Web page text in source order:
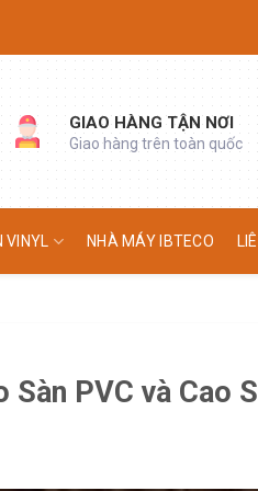
GIAO HÀNG TẬN NƠI
Giao hàng trên toàn quốc
VINYL NHÀ MÁY IBTECO
PVC và Cao